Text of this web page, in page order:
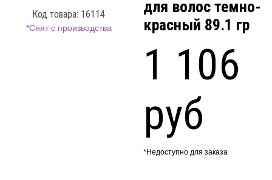
Код товара: 16114
*Снят с производства
для волос темно-
красный 89.1 гр
1 106
руб
*Недоступно для заказа